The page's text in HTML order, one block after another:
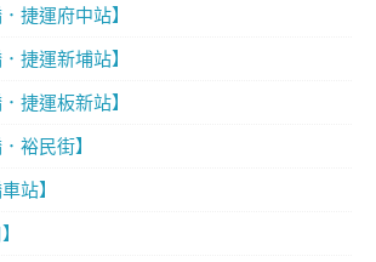
捷運府中站】
捷運新埔站】
捷運板新站】
裕民街】
站】